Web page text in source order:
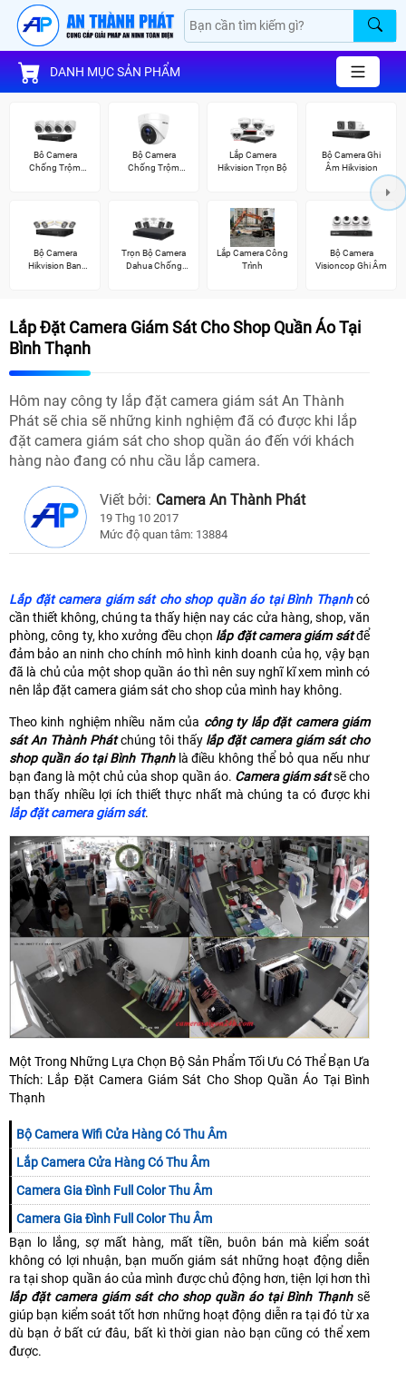
DANH MỤC SẢN PHẨM
Bô Camera
Chống Trộm
Bộ Camera
Chống Trộm
Lắp Camera
Hikvision Trọn Bộ
Bộ Camera Ghi
Âm Hikvision
Bộ Camera
Hikvision Ban
Trọn Bộ Camera
Dahua Chống
Lắp Camera Công
Trình
Bộ Camera
Visioncop Ghi Âm
Lắp Đặt Camera Giám Sát Cho Shop Quần Áo Tại
Bình Thạnh
Hôm nay công ty lắp đặt camera giám sát An Thành
Phát sẽ chia sẽ những kinh nghiệm đã có được khi lắp
đặt camera giám sát cho shop quần áo đến với khách
hàng nào đang có nhu cầu lắp camera.
Viết bởi: Camera An Thành Phát
19 Thg 10 2017
Mức độ quan tâm: 13884
Lắp đặt camera giám sát cho shop quần áo tại Bình Thạnhcó
cần thiết không, chúng ta thấy hiện nay các cửa hàng, shop, văn
phòng, công ty, kho xưởng đều chọn lắp đặt camera giám sátđể
đảm bảo an ninh cho chính mô hình kinh doanh của họ, vậy bạn
đã là chủ của một shop quần áo thì nên suy nghĩ kĩ xem mình có
nên lắp đặt camera giám sát cho shop của mình hay không.
Theo kinh nghiệm nhiều năm của công ty lắp đặt camera giám
sát An Thành Phátchúng tôi thấy lắp đặt camera giám sát cho
shop quần áo tại Bình Thạnhlà điều không thể bỏ qua nếu như
bạn đang là một chủ của shop quần áo. Camera giám sátsẽ cho
bạn thấy nhiều lợi ích thiết thực nhất mà chúng ta có được khi
lắp đặt camera giám sát.
Một Trong Những Lựa Chọn Bộ Sản Phẩm Tối Ưu Có Thể Bạn Ưa
Thích: Lắp Đặt Camera Giám Sát Cho Shop Quần Áo Tại Bình
Thạnh
Bộ Camera Wifi Cửa Hàng Có Thu Âm
Lắp Camera Cửa Hàng Có Thu Âm
Camera Gia Đình Full Color Thu Âm
Camera Gia Đình Full Color Thu Âm
Bạn lo lắng, sợ mất hàng, mất tiền, buôn bán mà kiểm soát
không có lợi nhuận, bạn muốn giám sát những hoạt động diễn
ra tại shop quần áo của mình được chủ động hơn, tiện lợi hơn thì
lắp đặt camera giám sát cho shop quần áo tại Bình Thạnhsẽ
giúp bạn kiểm soát tốt hơn những hoạt động diễn ra tại đó từ xa
dù bạn ở bất cứ đâu, bất kì thời gian nào bạn cũng có thể xem
được.